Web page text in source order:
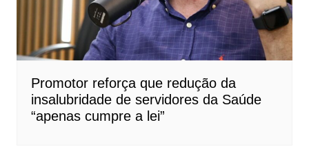
Promotor reforça que redução da
insalubridade de servidores da Saúde
“apenas cumpre a lei”